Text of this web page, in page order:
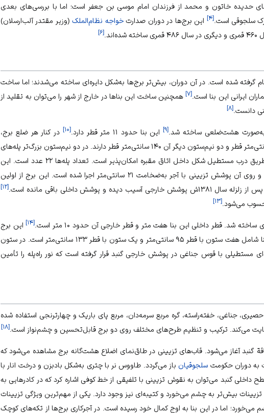
حدیده خاتون و محمد از فرزندان امام موسی بن جعفر است؛ اما با بررسی‌های بعدی
سلجوقی است.[۴] این برج‌ها در دوران صدارتخواجه نظام‌الملک(وزیر مقتدر آلب‌ارسلان)
[۶]
گرفته شده است. در آن دوران، بیش‌تر برج‌ها به‌شکل دایره‌ای ساخته می‌شدند؛ اما ساخت
ایرانی این بنا است.[۷]همچنین ساخت این بناها در خارج از شهر را می‌توان به تقلید از
دانست.[۸]
[۹]این بنا حدود ۱۱ متر قطر دارد. [۱۰] در کنار هر ضلع برج،
نیم‌ستون‌هایی وجود دارد که هفت عدد از آن‌ها ۹۵ سانتی‌متر قطر و دو نیم‌ستون دیگر آن ۱۴۰ سانتی‌متر قطر دارند. در دو نیم‌ستون بزرگ‌تر پله‌های
مارپیچی تعبیه شده است. دسترسی به این پله‌ها از طریق درب مستطیل شکل داخل اتاق مقبره امکان‌پذیر است. تعداد پله‌ها ۲۲ عدد است. این
برج با آجرهایی به‌ضخامت ۶۰ سانتی‌متر ساخته شده و روی آن پوشش تزیینی با آجر به‌ضخامت ۲۱ سانتی‌متر اجرا شده است. این برج از اولین
پس از زلزلهسال ۱۳۸۱ش پوشش خارجی آسیب دیده و پوشش داخلی باقی مانده است. [۱۲]
می‌شود.[۱۳]
[۱۴]این برج
این بنا شامل هفت ستون با قطر ۹۵ سانتی‌متر و یک ستون با قطر ۱۳۳ سانتی‌متر است. در ستون
مستطیلی با قوس جناغی در پوشش خارجی گنبد قرار گرفته است که نور راه‌پله را تأمین
۳۰ نقش مختلف مانند حصیری، جناغی، خفته‌راسته، گره مربع سرمه‌دان، مربع پای باریک و چهارترنجی استفاده شده
می‌کند. ترکیب و تنظیم طرح‌های مختلف روی دو برج قابل‌تحسین و چشم‌نواز است.[۱۸]
گنبد آغاز می‌شود. قاب‌های تزیینی در طاق‌نمای اضلاع هشت‌گانه برج مشاهده می‌شود که
به دوران حکومت سلجوقیانباز می‌گردد. طاووس نر با چتری به‌شکل بادبزن و درخت انار با
داخلی گنبد می‌توان به نقوش تزیینی با تلفیقی از خط کوفی اشاره کرد که در کادرهایی به
بیش‌تر به چشم می‌خورد و کتیبه‌ای نیز وجود دارد. یکی از مهم‌ترین ویژگی تزیینات
می‌خورد؛ اما در این بنا به اوج کمال خود رسیده است. در آجرکاری برج‌ها از تکه‌های کوچک